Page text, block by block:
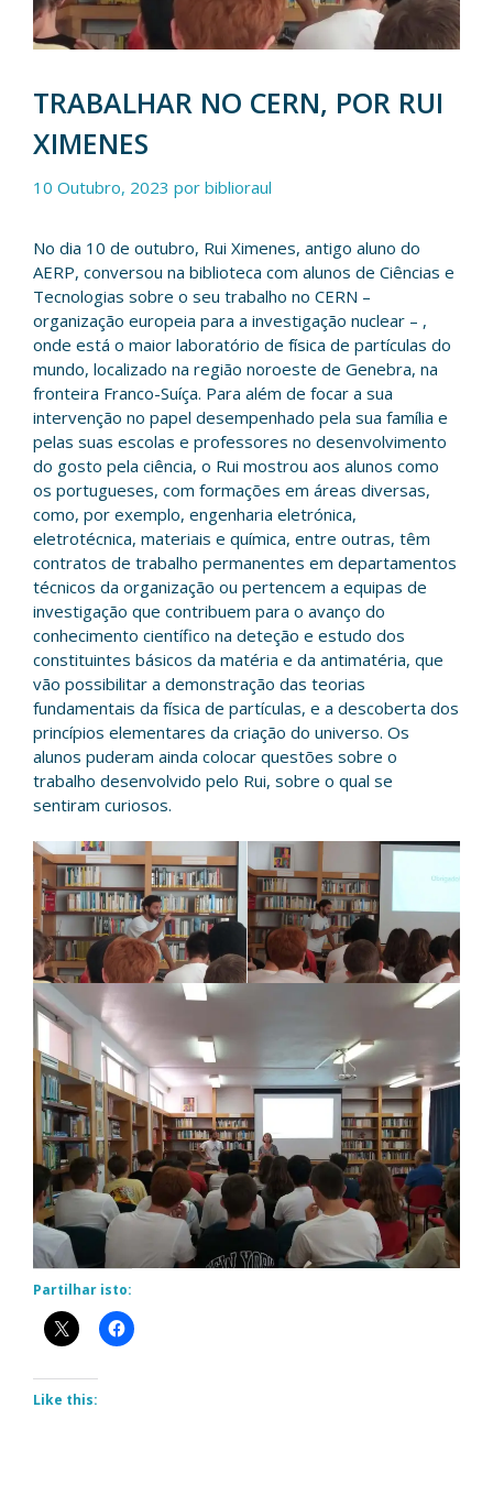
TRABALHAR NO CERN, POR RUI
XIMENES
10 Outubro, 2023 por biblioraul
No dia 10 de outubro, Rui Ximenes, antigo aluno do
AERP, conversou na biblioteca com alunos de Ciências e
Tecnologias sobre o seu trabalho no CERN –
organização europeia para a investigação nuclear – ,
onde está o maior laboratório de física de partículas do
mundo, localizado na região noroeste de Genebra, na
fronteira Franco-Suíça. Para além de focar a sua
intervenção no papel desempenhado pela sua família e
pelas suas escolas e professores no desenvolvimento
do gosto pela ciência, o Rui mostrou aos alunos como
os portugueses, com formações em áreas diversas,
como, por exemplo, engenharia eletrónica,
eletrotécnica, materiais e química, entre outras, têm
contratos de trabalho permanentes em departamentos
técnicos da organização ou pertencem a equipas de
investigação que contribuem para o avanço do
conhecimento científico na deteção e estudo dos
constituintes básicos da matéria e da antimatéria, que
vão possibilitar a demonstração das teorias
fundamentais da física de partículas, e a descoberta dos
princípios elementares da criação do universo. Os
alunos puderam ainda colocar questões sobre o
trabalho desenvolvido pelo Rui, sobre o qual se
sentiram curiosos.
Partilhar isto:
Like this: